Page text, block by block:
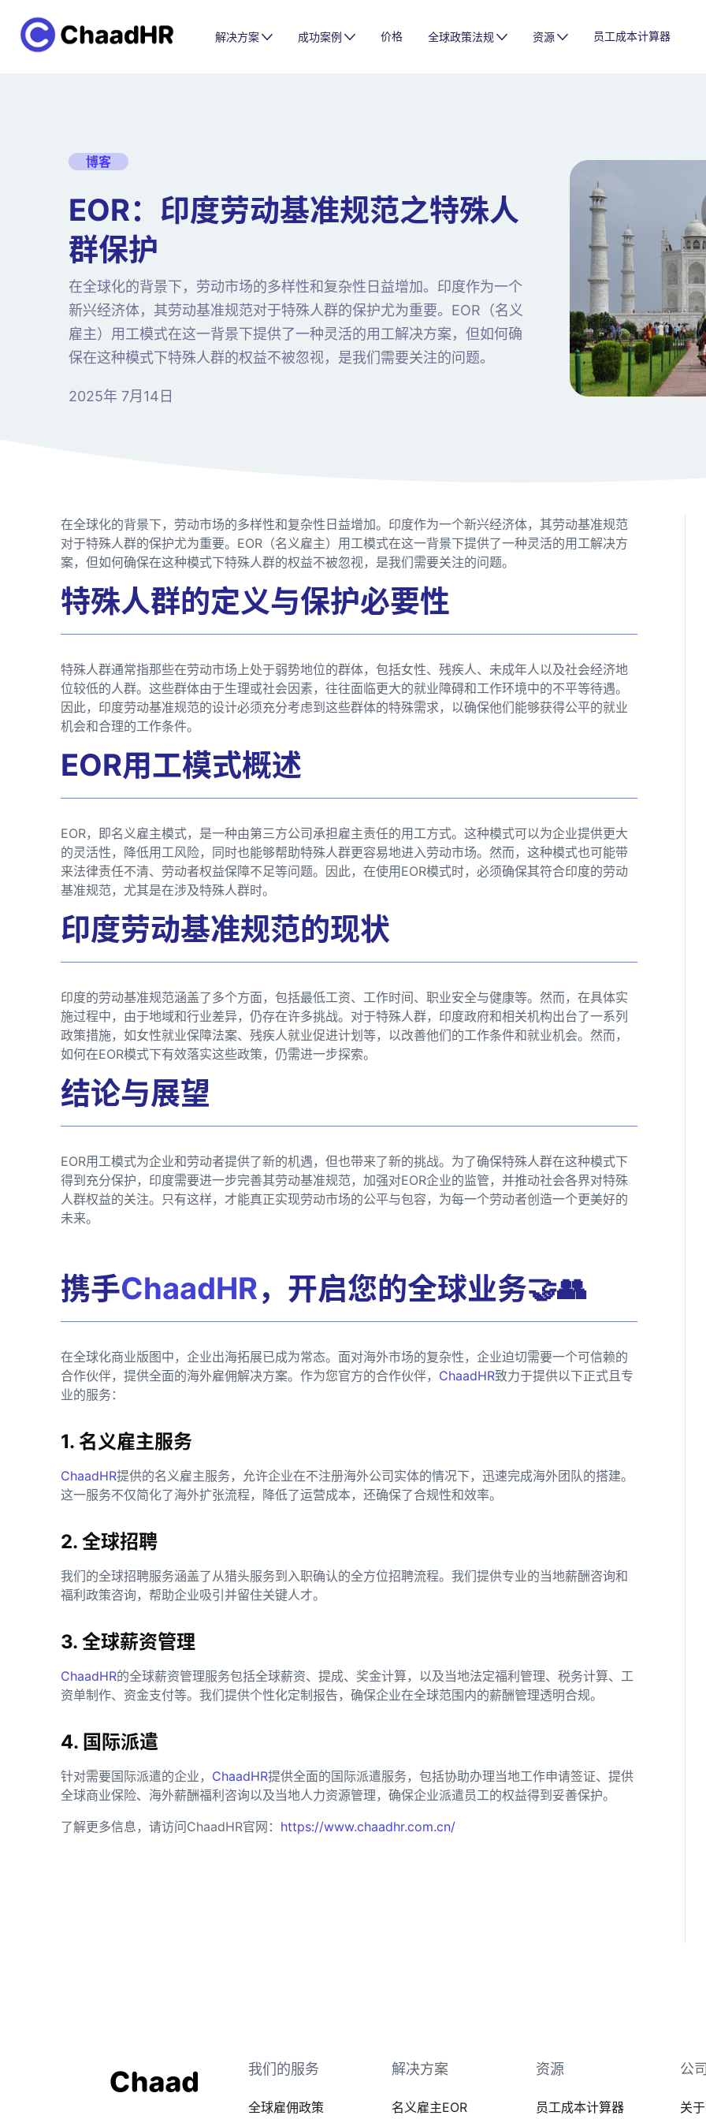
解决方案 成功案例 价格 全球政策法规 资源 员工成本计算器
博客
EOR：印度劳动基准规范之特殊人
群保护
在全球化的背景下，劳动市场的多样性和复杂性日益增加。印度作为一个
新兴经济体，其劳动基准规范对于特殊人群的保护尤为重要。EOR（名义
雇主）用工模式在这一背景下提供了一种灵活的用工解决方案，但如何确
保在这种模式下特殊人群的权益不被忽视，是我们需要关注的问题。
2025年 7月14日
在全球化的背景下，劳动市场的多样性和复杂性日益增加。印度作为一个新兴经济体，其劳动基准规范
对于特殊人群的保护尤为重要。EOR（名义雇主）用工模式在这一背景下提供了一种灵活的用工解决方
案，但如何确保在这种模式下特殊人群的权益不被忽视，是我们需要关注的问题。
特殊人群的定义与保护必要性
特殊人群通常指那些在劳动市场上处于弱势地位的群体，包括女性、残疾人、未成年人以及社会经济地
位较低的人群。这些群体由于生理或社会因素，往往面临更大的就业障碍和工作环境中的不平等待遇。
因此，印度劳动基准规范的设计必须充分考虑到这些群体的特殊需求，以确保他们能够获得公平的就业
机会和合理的工作条件。
EOR用工模式概述
EOR，即名义雇主模式，是一种由第三方公司承担雇主责任的用工方式。这种模式可以为企业提供更大
的灵活性，降低用工风险，同时也能够帮助特殊人群更容易地进入劳动市场。然而，这种模式也可能带
来法律责任不清、劳动者权益保障不足等问题。因此，在使用EOR模式时，必须确保其符合印度的劳动
基准规范，尤其是在涉及特殊人群时。
印度劳动基准规范的现状
印度的劳动基准规范涵盖了多个方面，包括最低工资、工作时间、职业安全与健康等。然而，在具体实
施过程中，由于地域和行业差异，仍存在许多挑战。对于特殊人群，印度政府和相关机构出台了一系列
政策措施，如女性就业保障法案、残疾人就业促进计划等，以改善他们的工作条件和就业机会。然而，
如何在EOR模式下有效落实这些政策，仍需进一步探索。
结论与展望
EOR用工模式为企业和劳动者提供了新的机遇，但也带来了新的挑战。为了确保特殊人群在这种模式下
得到充分保护，印度需要进一步完善其劳动基准规范，加强对EOR企业的监管，并推动社会各界对特殊
人群权益的关注。只有这样，才能真正实现劳动市场的公平与包容，为每一个劳动者创造一个更美好的
未来。
携手ChaadHR，开启您的全球业务🤝👥
在全球化商业版图中，企业出海拓展已成为常态。面对海外市场的复杂性，企业迫切需要一个可信赖的
合作伙伴，提供全面的海外雇佣解决方案。作为您官方的合作伙伴， ChaadHR致力于提供以下正式且专
业的服务：
1. 名义雇主服务
ChaadHR提供的名义雇主服务，允许企业在不注册海外公司实体的情况下，迅速完成海外团队的搭建。
这一服务不仅简化了海外扩张流程，降低了运营成本，还确保了合规性和效率。
2. 全球招聘
我们的全球招聘服务涵盖了从猎头服务到入职确认的全方位招聘流程。我们提供专业的当地薪酬咨询和
福利政策咨询，帮助企业吸引并留住关键人才。
3. 全球薪资管理
ChaadHR的全球薪资管理服务包括全球薪资、提成、奖金计算，以及当地法定福利管理、税务计算、工
资单制作、资金支付等。我们提供个性化定制报告，确保企业在全球范围内的薪酬管理透明合规。
4. 国际派遣
针对需要国际派遣的企业， ChaadHR提供全面的国际派遣服务，包括协助办理当地工作申请签证、提供
全球商业保险、海外薪酬福利咨询以及当地人力资源管理，确保企业派遣员工的权益得到妥善保护。
了解更多信息，请访问ChaadHR官网： https://www.chaadhr.com.cn/
我们的服务
全球雇佣政策
解决方案
名义雇主EOR
资源
员工成本计算器
公
关